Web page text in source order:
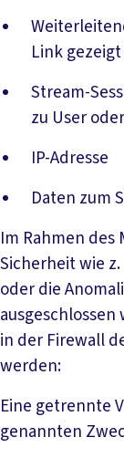
Link
Stream-
zu User
IP-Adresse
Daten zum
Im Rahmen des
Sicherheit wie
oder die
in der Firewall
werden:
Eine getrennte
genannten